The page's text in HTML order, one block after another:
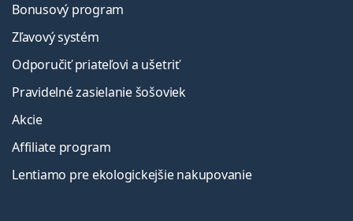
Bonusový program
Zľavový systém
Odporučiť priateľovi a ušetriť
Pravidelné zasielanie šošoviek
Akcie
Affiliate program
Lentiamo pre ekologickejšie nakupovanie